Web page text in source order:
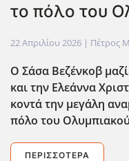
το πόλο του
22 Απριλίου 2026 | Πέτρος
Ο Σάσα Βεζένκοβ
και την Ελεάννα
κοντά την μεγάλη
πόλο του
ΠΕΡΙΣΣΌΤΕΡΑ